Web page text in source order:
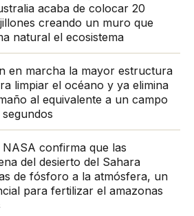
acaba de colocar 20
creando un muro que
natural el ecosistema
en marcha la mayor estructura
limpiar el océano y ya elimina
al equivalente a un campo
confirma que las
del desierto del Sahara
de fósforo a la atmósfera, un
para fertilizar el amazonas